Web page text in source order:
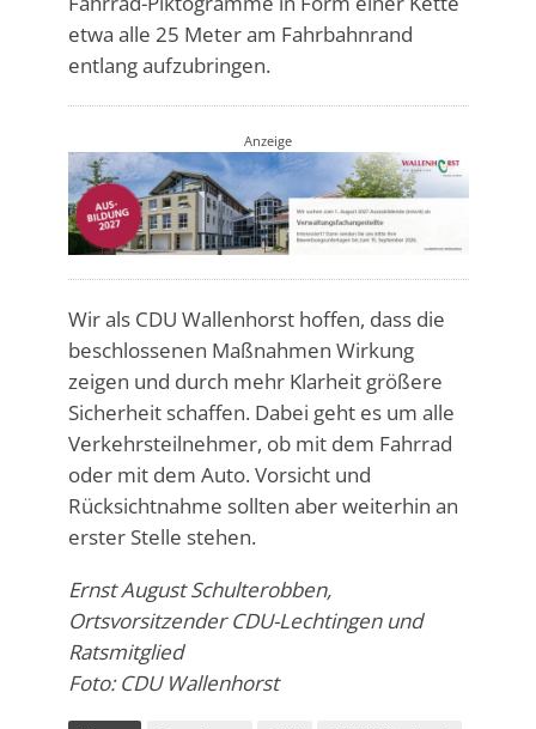
etwa alle 25 Meter am Fahrbahnrand
entlang aufzubringen.
Anzeige
Wir als CDU Wallenhorst hoffen, dass die
beschlossenen Maßnahmen Wirkung
zeigen und durch mehr Klarheit größere
Sicherheit schaffen. Dabei geht es um alle
Verkehrsteilnehmer, ob mit dem Fahrrad
oder mit dem Auto. Vorsicht und
Rücksichtnahme sollten aber weiterhin an
erster Stelle stehen.
Ernst August Schulterobben,
Ortsvorsitzender CDU-Lechtingen und
Ratsmitglied
Foto: CDU Wallenhorst